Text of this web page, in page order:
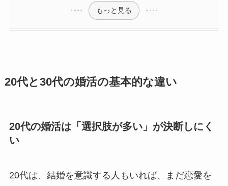
もっと見る
20代と30代の婚活の基本的な違い
20代の婚活は「選択肢が多い」が決断しにく
い
20代は、結婚を意識する人もいれば、まだ恋愛を